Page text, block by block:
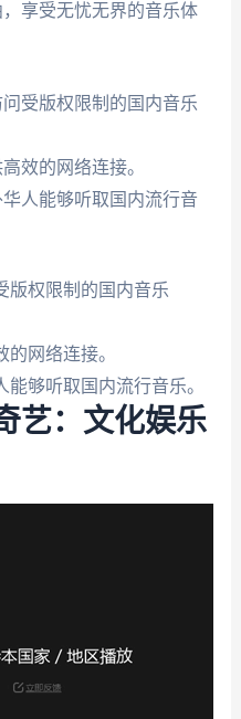
享受无忧无界的音乐体
受版权限制的国内音乐
效的网络连接。
人能够听取国内流行音
版权限制的国内音乐
网络连接。
够听取国内流行音乐。
艺：文化娱乐